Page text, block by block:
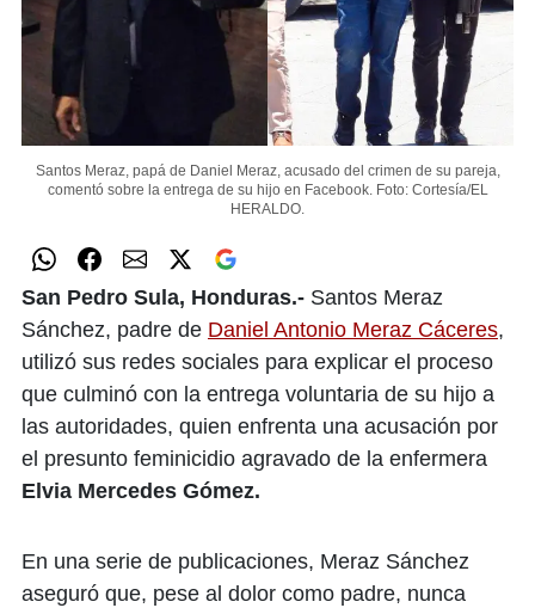
Santos Meraz, papá de Daniel Meraz, acusado del crimen de su pareja,
comentó sobre la entrega de su hijo en Facebook. Foto: Cortesía/EL
HERALDO.
San Pedro Sula, Honduras.- Santos Meraz
Sánchez, padre de Daniel Antonio Meraz Cáceres,
utilizó sus redes sociales para explicar el proceso
que culminó con la entrega voluntaria de su hijo a
las autoridades, quien enfrenta una acusación por
el presunto feminicidio agravado de la enfermera
Elvia Mercedes Gómez.
En una serie de publicaciones, Meraz Sánchez
aseguró que, pese al dolor como padre, nunca